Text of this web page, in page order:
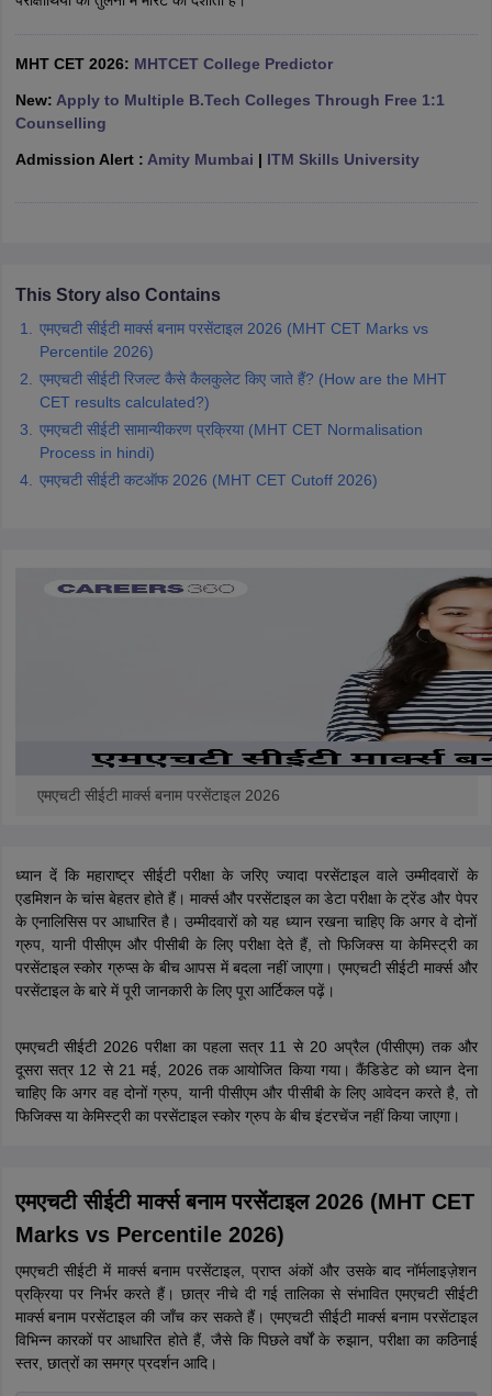
Answer KeyVITEEE Cutoff
Answer KeyBITSAT CutoffBITSAT ResultView All BITSAT Articles
Accepting GATEEngineering Colleges in India Accepting AP EAMCET
Engineering Colleges in Mumbai
Andhra Pradesh
Engineering Colleges in Madhya Pradesh
Top Institutes that take JEE Advanced Scores
Top 200 Questions For BITSAT English Proficiency & Logical
April 11 Memory Based Questions PDF
and AutomationHow to Crack GATE?Best Books for GATE
EngineeringElectronics Engineering
Nuclear Engineer
MHT CET 2026: MHTCET College Predictor
New: Apply to Multiple B.Tech Colleges Through Free 1:1
Counselling
Admission Alert : Amity Mumbai | ITM Skills University
This Story also Contains
एमएचटी सीईटी मार्क्स बनाम परसेंटाइल 2026 (MHT CET Marks vs
Percentile 2026)
एमएचटी सीईटी रिजल्ट कैसे कैलकुलेट किए जाते हैं? (How are the MHT
CET results calculated?)
एमएचटी सीईटी सामान्यीकरण प्रक्रिया (MHT CET Normalisation
Process in hindi)
एमएचटी सीईटी कटऑफ 2026 (MHT CET Cutoff 2026)
एमएचटी सीईटी मार्क्स बनाम परसेंटाइल 2026
ध्यान दें कि महाराष्ट्र सीईटी परीक्षा के जरिए ज्यादा परसेंटाइल वाले उम्मीदवारों के
एडमिशन के चांस बेहतर होते हैं। मार्क्स और परसेंटाइल का डेटा परीक्षा के ट्रेंड और पेपर
के एनालिसिस पर आधारित है। उम्मीदवारों को यह ध्यान रखना चाहिए कि अगर वे दोनों
ग्रुप, यानी पीसीएम और पीसीबी के लिए परीक्षा देते हैं, तो फिजिक्स या केमिस्ट्री का
परसेंटाइल स्कोर ग्रुप्स के बीच आपस में बदला नहीं जाएगा। एमएचटी सीईटी मार्क्स और
परसेंटाइल के बारे में पूरी जानकारी के लिए पूरा आर्टिकल पढ़ें।
एमएचटी सीईटी 2026 परीक्षा का पहला सत्र 11 से 20 अप्रैल (पीसीएम) तक और
दूसरा सत्र 12 से 21 मई, 2026 तक आयोजित किया गया। कैंडिडेट को ध्यान देना
चाहिए कि अगर वह दोनों ग्रुप, यानी पीसीएम और पीसीबी के लिए आवेदन करते है, तो
फिजिक्स या केमिस्ट्री का परसेंटाइल स्कोर ग्रुप के बीच इंटरचेंज नहीं किया जाएगा।
एमएचटी सीईटी मार्क्स बनाम परसेंटाइल 2026 (MHT CET
Marks vs Percentile 2026)
एमएचटी सीईटी में मार्क्स बनाम परसेंटाइल, प्राप्त अंकों और उसके बाद नॉर्मलाइज़ेशन
प्रक्रिया पर निर्भर करते हैं। छात्र नीचे दी गई तालिका से संभावित एमएचटी सीईटी
मार्क्स बनाम परसेंटाइल की जाँच कर सकते हैं। एमएचटी सीईटी मार्क्स बनाम परसेंटाइल
विभिन्न कारकों पर आधारित होते हैं, जैसे कि पिछले वर्षों के रुझान, परीक्षा का कठिनाई
स्तर, छात्रों का समग्र प्रदर्शन आदि।